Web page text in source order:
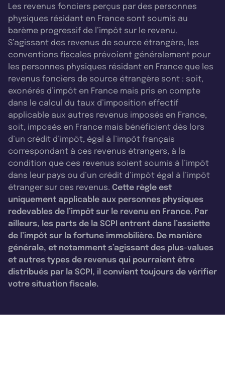
Les revenus fonciers perçus par des personnes
physiques résidant en France sont soumis au
barème progressif de l’impôt sur le revenu.
S’agissant des revenus de source étrangère, les
conventions fiscales prévoient généralement pour
les personnes physiques résidant en France que les
revenus fonciers de source étrangère sont : soit,
exonérés d’impôt en France mais pris en compte
dans le calcul du taux d’imposition effectif
applicable aux autres revenus imposés en France,
soit, imposés en France mais bénéficient dès lors
d’un crédit d’impôt, égal à l’impôt français
correspondant à ces revenus étrangers, à la
condition que ces revenus soient soumis à l’impôt
dans leur pays ou d’un crédit d’impôt égal à l’impôt
étranger sur ces revenus. Cette règle est
uniquement applicable aux personnes physiques
redevables de l’impôt sur le revenu en France. Par
ailleurs, les parts de la SCPI entrent dans l’assiette
de l’impôt sur la fortune immobilière. De manière
générale, et notamment s’agissant des plus-values
et autres types de revenus qui pourraient être
distribués par la SCPI, il convient toujours de vérifier
votre situation fiscale.